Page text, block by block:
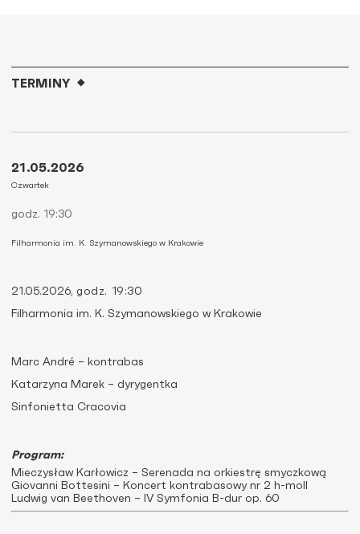
21.05.2026, godz. 19:30
Filharmonia im. K. Szymanowskiego w Krakowie
Marc André – kontrabas
Katarzyna Marek – dyrygentka
Sinfonietta Cracovia
Program:
Mieczysław Karłowicz – Serenada na orkiestrę smyczkową
Giovanni Bottesini – Koncert kontrabasowy nr 2 h-moll
Ludwig van Beethoven – IV Symfonia B-dur op. 60
TERMINY
21.05.2026
Czwartek
godz. 19:30
Filharmonia im. K. Szymanowskiego w Krakowie